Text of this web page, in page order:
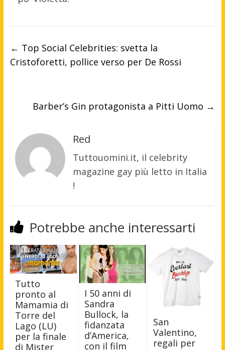
← Top Social Celebrities: svetta la
Cristoforetti, pollice verso per De Rossi
Barber’s Gin protagonista a Pitti Uomo →
Red
Tuttouomini.it, il celebrity
magazine gay più letto in Italia
!
Potrebbe anche interessarti
Tutto
pronto al
Mamamia di
Torre del
Lago (LU)
per la finale
di Mister
I 50 anni di
Sandra
Bullock, la
fidanzata
d’America,
con il film
San
Valentino,
regali per